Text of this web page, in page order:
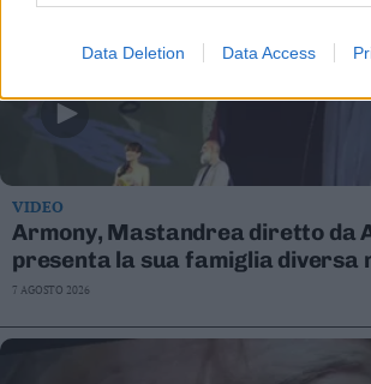
Data Deletion Data Access
VIDEO
Armony, Mastandrea diretto da
presenta la sua famiglia diversa
7 AGOSTO 2026